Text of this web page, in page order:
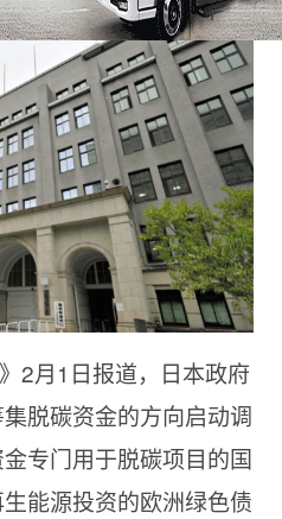
2月1日报道，日本政府
脱碳资金的方向启动调
专门用于脱碳项目的国
能源投资的欧洲绿色债